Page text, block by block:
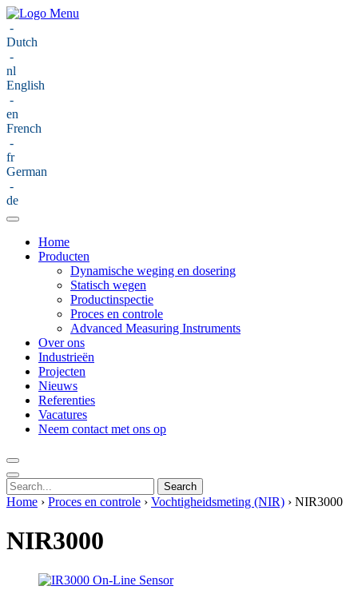
Menu
-
Dutch
-
nl
English
-
en
French
-
fr
German
-
de
Home
Producten
Dynamische weging en dosering
Statisch wegen
Productinspectie
Proces en controle
Advanced Measuring Instruments
Over ons
Industrieën
Projecten
Nieuws
Referenties
Vacatures
Neem contact met ons op
Search
Home › Proces en controle › Vochtigheidsmeting (NIR) › NIR3000
NIR3000